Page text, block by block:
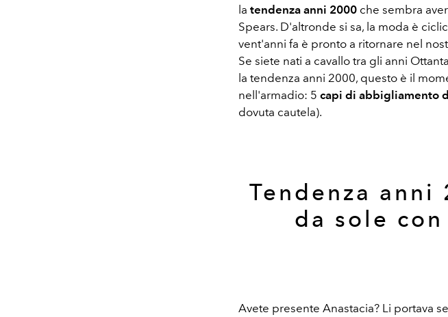
la tendenza anni 2000 che sembra
Spears. D'altronde si sa, la moda è
vent'anni fa è pronto a ritornare nel
Se siete nati a cavallo tra gli anni
la tendenza anni 2000, questo è il
nell'armadio: 5 capi di abbigliamento
dovuta cautela).
Tendenza
da sole
Avete presente Anastacia? Li portava